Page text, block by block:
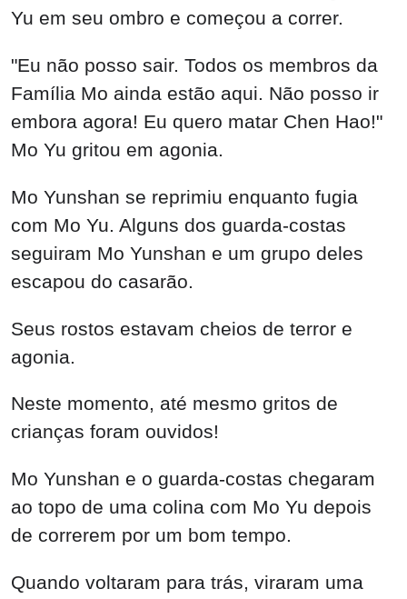
"Eu não posso sair. Todos os membros da
Família Mo ainda estão aqui. Não posso ir
embora agora! Eu quero matar Chen Hao!"
Mo Yu gritou em agonia.
Mo Yunshan se reprimiu enquanto fugia
com Mo Yu. Alguns dos guarda-costas
seguiram Mo Yunshan e um grupo deles
escapou do casarão.
Seus rostos estavam cheios de terror e
agonia.
Neste momento, até mesmo gritos de
crianças foram ouvidos!
Mo Yunshan e o guarda-costas chegaram
ao topo de uma colina com Mo Yu depois
de correrem por um bom tempo.
Quando voltaram para trás, viraram uma